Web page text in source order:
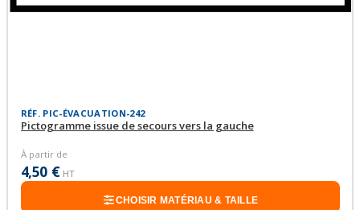
RÉF. PIC-ÉVACUATION-242
Pictogramme issue de secours vers la gauche
À partir de
4,50 € HT
CHOISIR MATÉRIAU & TAILLE